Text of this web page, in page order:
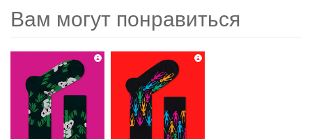
Вам могут понравиться